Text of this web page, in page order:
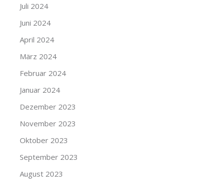
Juli 2024
Juni 2024
April 2024
März 2024
Februar 2024
Januar 2024
Dezember 2023
November 2023
Oktober 2023
September 2023
August 2023